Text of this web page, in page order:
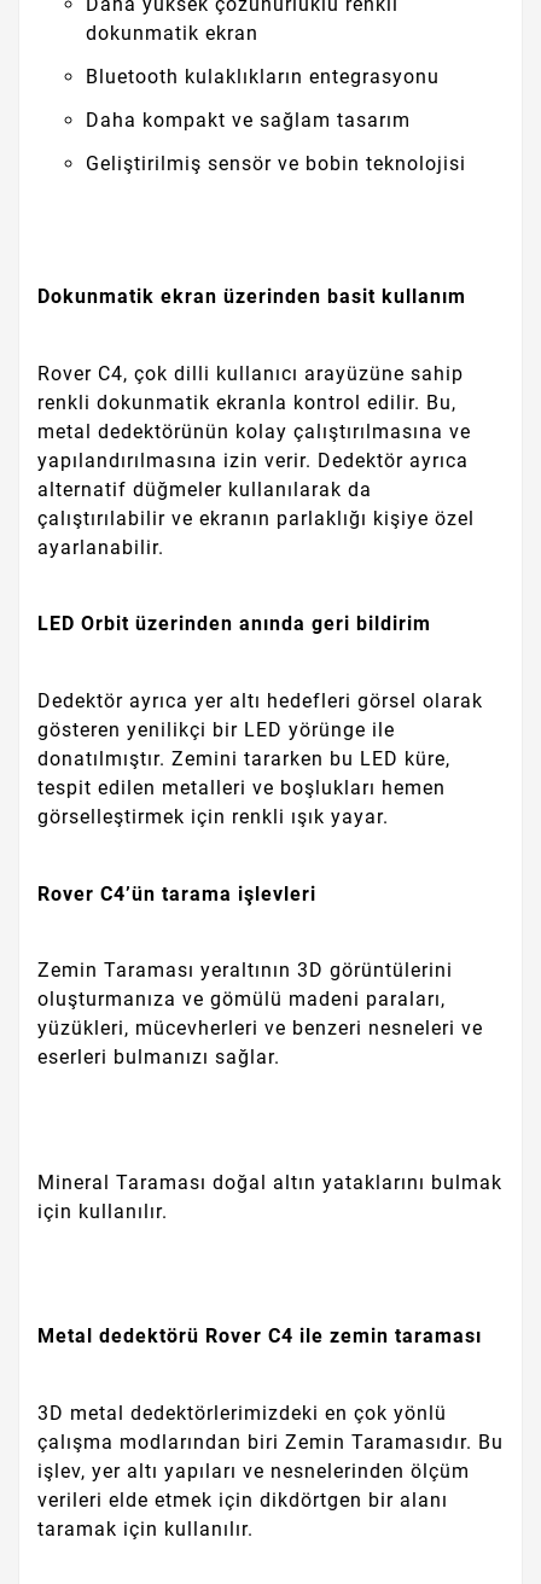
dokunmatik ekran
Bluetooth kulaklıkların entegrasyonu
Daha kompakt ve sağlam tasarım
Geliştirilmiş sensör ve bobin teknolojisi
Dokunmatik ekran üzerinden basit kullanım
Rover C4, çok dilli kullanıcı arayüzüne sahip
renkli dokunmatik ekranla kontrol edilir. Bu,
metal dedektörünün kolay çalıştırılmasına ve
yapılandırılmasına izin verir. Dedektör ayrıca
alternatif düğmeler kullanılarak da
çalıştırılabilir ve ekranın parlaklığı kişiye özel
ayarlanabilir.
LED Orbit üzerinden anında geri bildirim
Dedektör ayrıca yer altı hedefleri görsel olarak
gösteren yenilikçi bir LED yörünge ile
donatılmıştır. Zemini tararken bu LED küre,
tespit edilen metalleri ve boşlukları hemen
görselleştirmek için renkli ışık yayar.
Rover C4’ün tarama işlevleri
Zemin Taraması yeraltının 3D görüntülerini
oluşturmanıza ve gömülü madeni paraları,
yüzükleri, mücevherleri ve benzeri nesneleri ve
eserleri bulmanızı sağlar.
Mineral Taraması doğal altın yataklarını bulmak
için kullanılır.
Metal dedektörü Rover C4 ile zemin taraması
3D metal dedektörlerimizdeki en çok yönlü
çalışma modlarından biri Zemin Taramasıdır. Bu
işlev, yer altı yapıları ve nesnelerinden ölçüm
verileri elde etmek için dikdörtgen bir alanı
taramak için kullanılır.